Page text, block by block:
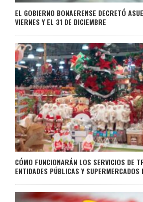
EL GOBIERNO BONAERENSE DECRETÓ
VIERNES Y EL 31 DE DICIEMBRE
CÓMO FUNCIONARÁN LOS SERVICIOS DE
ENTIDADES PÚBLICAS Y SUPERMERCADOS